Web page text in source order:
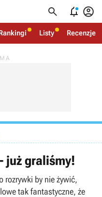
  
Listy Recenzje
już graliśmy!
rozrywki by nie żywić,
tak fantastyczne, że